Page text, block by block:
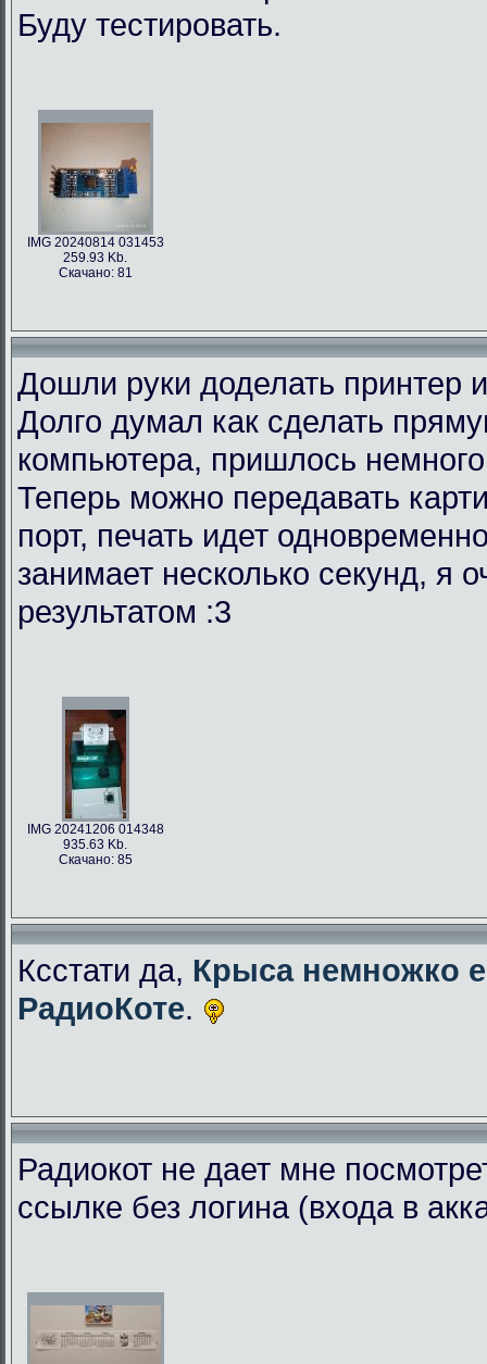
Буду тестировать.
IMG 20240814 031453
259.93 Kb.
Скачано: 81
Дошли руки доделать принтер
Долго думал как сделать
компьютера, пришлось немного
Теперь можно передавать
порт, печать идет
занимает несколько секунд, я
результатом :3
IMG 20241206 014348
935.63 Kb.
Скачано: 85
Ксстати да, Крыса немножко
РадиоКоте.
Радиокот не дает мне
ссылке без логина (входа в